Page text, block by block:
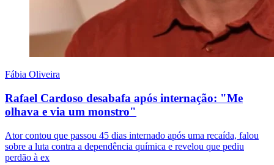
Fábia Oliveira
Rafael Cardoso desabafa após internação: "Me
olhava e via um monstro"
Ator contou que passou 45 dias internado após uma recaída, falou
sobre a luta contra a dependência química e revelou que pediu
perdão à ex